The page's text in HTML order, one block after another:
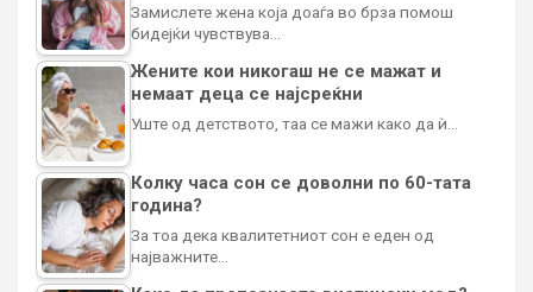
Замислете жена која доаѓа во брза помош
бидејќи чувствува…
Жените кои никогаш не се мажат и
немаат деца се најсреќни
Уште од детството, таа се мажи како да ѝ…
Колку часа сон се доволни по 60-тата
година?
За тоа дека квалитетниот сон е еден од
најважните…